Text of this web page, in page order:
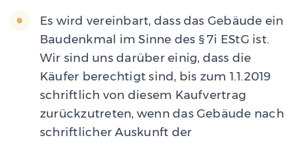
Es wird vereinbart, dass das Gebäude ein
Baudenkmal im Sinne des § 7i EStG ist.
Wir sind uns darüber einig, dass die
Käufer berechtigt sind, bis zum 1.1.2019
schriftlich von diesem Kaufvertrag
zurückzutreten, wenn das Gebäude nach
schriftlicher Auskunft der